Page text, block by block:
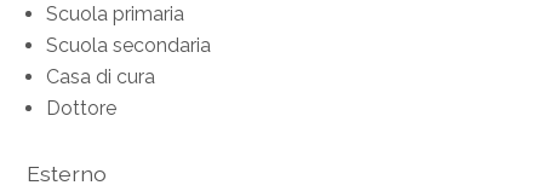
Scuola primaria
Scuola secondaria
Casa di cura
Dottore
Esterno